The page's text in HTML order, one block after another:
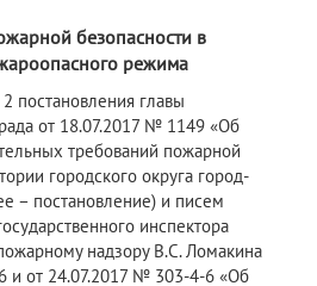
безопасности в
режима
постановления главы
от 18.07.2017 № 1149 «Об
требований пожарной
городского округа город-
– постановление) и писем
инспектора
надзору В.С. Ломакина
и от 24.07.2017 № 303-4-6 «Об